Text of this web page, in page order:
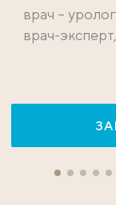
врач –
врач-